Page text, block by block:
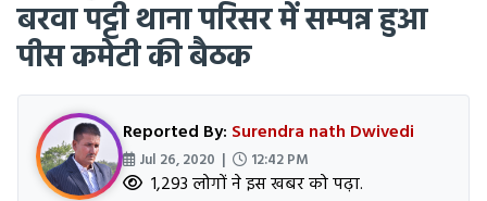
बरवा पट्टी थाना परिसर में सम्पन्न हुआ
पीस कमेटी की बैठक
Reported By: Surendra nath Dwivedi
Jul 26, 2020 | 12:42 PM
1,293 लोगों ने इस खबर को पढ़ा.